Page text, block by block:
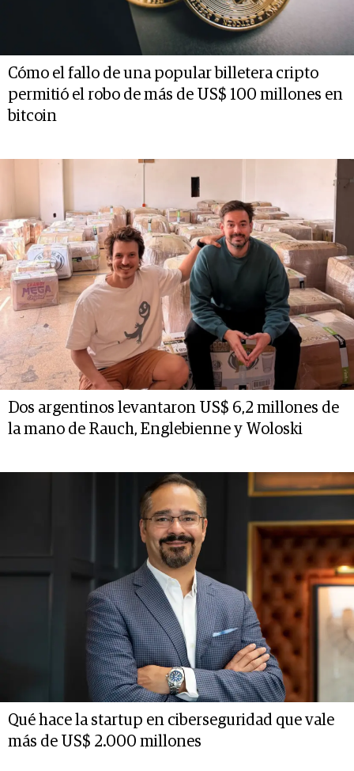
Cómo el fallo de una popular billetera cripto
permitió el robo de más de US$ 100 millones en
bitcoin
Dos argentinos levantaron US$ 6,2 millones de
la mano de Rauch, Englebienne y Woloski
Qué hace la startup en ciberseguridad que vale
más de US$ 2.000 millones